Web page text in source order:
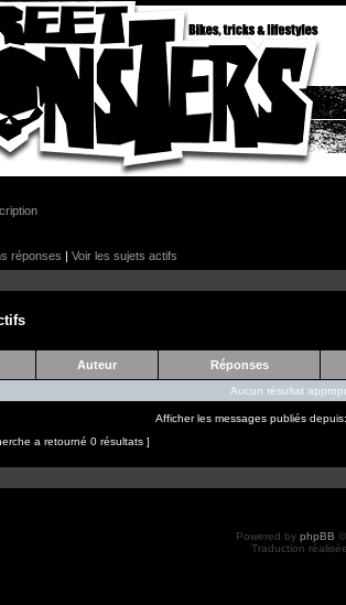
réponses | Voir les sujets actifs
Auteur Réponses
Aucun résultat
Afficher les messages publiés depuis:
a retourné 0 résultats ]
Powered by phpBB
Traduction